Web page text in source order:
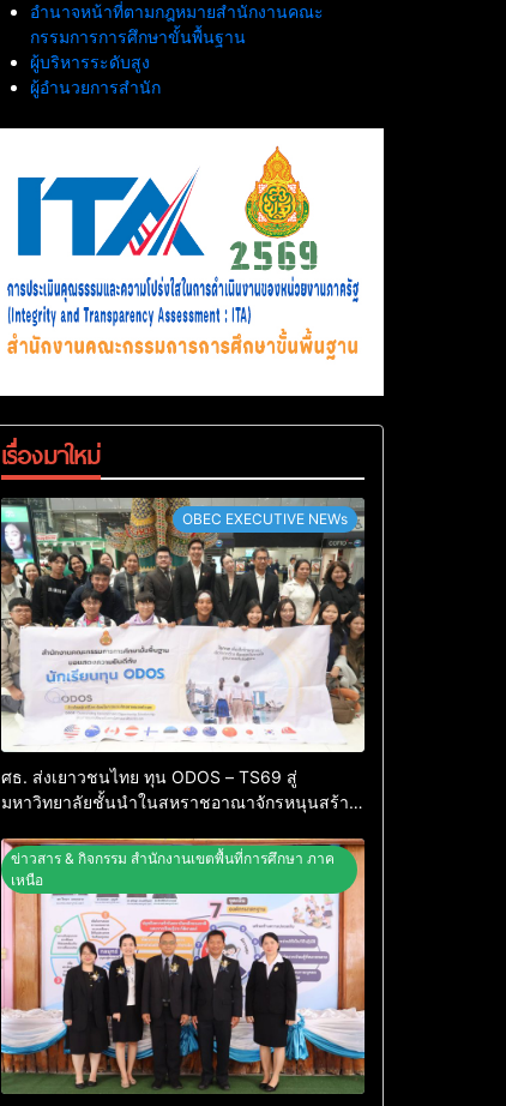
อำนาจหน้าที่ตามกฎหมายสำนักงานคณะ
กรรมการการศึกษาขั้นพื้นฐาน
ผู้บริหารระดับสูง
ผู้อำนวยการสำนัก
เรื่องมาใหม่
OBEC EXECUTIVE NEWs
ศธ. ส่งเยาวชนไทย ทุน ODOS – TS69 สู่
มหาวิทยาลัยชั้นนำในสหราชอาณาจักรหนุนสร้าง
ข่าวสาร & กิจกรรม สำนักงานเขตพื้นที่การศึกษา ภาค
เหนือ